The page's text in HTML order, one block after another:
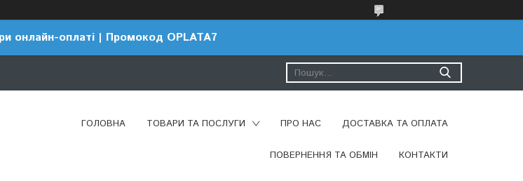
онлайн-оплаті | Промокод OPLATA7
ГОЛОВНА ТОВАРИ ТА ПОСЛУГИ ПРО НАС ДОСТАВКА ТА ОПЛАТА
ПОВЕРНЕННЯ ТА ОБМІН КОНТАКТИ